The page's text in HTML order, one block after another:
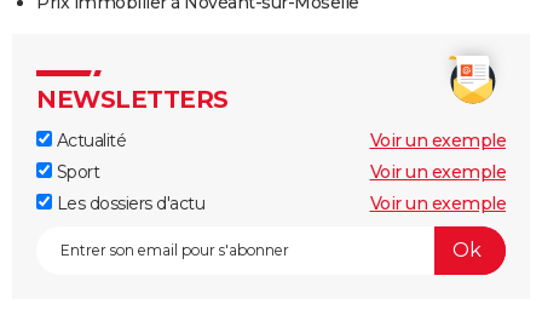
NEWSLETTERS
Actualité
Voir un exemple
Sport
Voir un exemple
Les dossiers d'actu
Voir un exemple